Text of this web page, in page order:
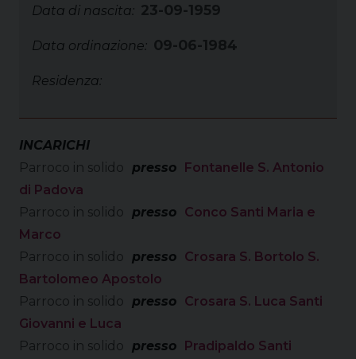
Data di nascita: 23-09-1959
Data ordinazione: 09-06-1984
Residenza:
INCARICHI
Parroco in solido
presso Fontanelle S. Antonio
di Padova
Parroco in solido
presso Conco Santi Maria e
Marco
Parroco in solido
presso Crosara S. Bortolo S.
Bartolomeo Apostolo
Parroco in solido
presso Crosara S. Luca Santi
Giovanni e Luca
Parroco in solido
presso Pradipaldo Santi